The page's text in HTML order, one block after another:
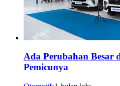
Ada Perubahan Besar
Pemicunya